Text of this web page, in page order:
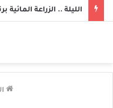
الليلة .. الزراعة المائية